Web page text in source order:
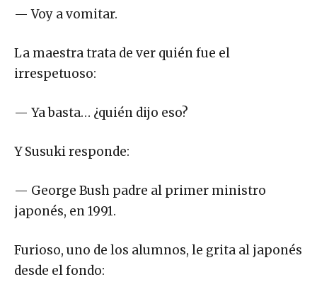
— Voy a vomitar.
La maestra trata de ver quién fue el
irrespetuoso:
— Ya basta… ¿quién dijo eso?
Y Susuki responde:
— George Bush padre al primer ministro
japonés, en 1991.
Furioso, uno de los alumnos, le grita al japonés
desde el fondo: